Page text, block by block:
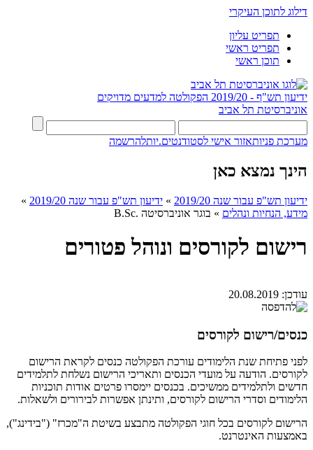
דילוג לתוכן העיקרי
תפריט עליון
תפריט ראשי
תוכן ראשי
ידיעון תש"ף - 2019/20
הפקולטה למדעים מדויקים
אוניברסיטת תל אביב
מערכת פניותאזור אישי לסטודנטים.יותלהרשמה
הינך נמצא כאן
ידיעון תש"פ עבור שנה 2019/20 » ידיעון תש"פ עבור שנה 2019/20
»
מידע, הנחיות ונהלים » בוגר אוניברסיטה .B.Sc
רישום לקורסים ונוהל פטורים
עודכן: 20.08.2019
כנסים/רישום לקורסים
לפני פתיחת שנת הלימודים עורכת הפקולטה כנסים לקראת הרישום
לקורסים. הודעה על מועדי הכנסים ותאריכי הרישום נשלחת לתלמידים
חדשים ולתלמידים ממשיכים. בכנסים יימסרו פרטים אודות תוכניות
הלימודים וסדרי הרישום לקורסים, ותינתן אפשרות לבירורים ולשאלות.
הרישום לקורסים בכל חוגי הפקולטה מתבצע בשיטת ה"מכרז" ("בידינג"),
באמצעות האינטרנט.